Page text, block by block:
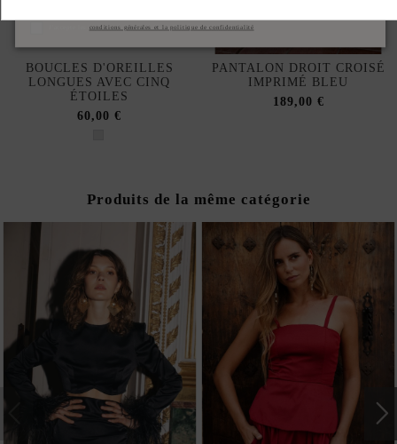
BOUCLES D'OREILLES
LONGUES AVEC CINQ
ÉTOILES
60,00 €
PANTALON DROIT CROISÉ
IMPRIMÉ BLEU
189,00 €
Produits de la même catégorie
conditions générales et la politique de confidentialité